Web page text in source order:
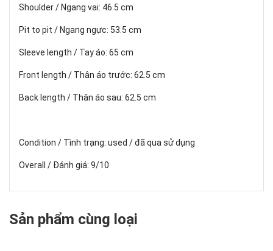
Shoulder / Ngang vai: 46.5 cm
Pit to pit / Ngang ngực: 53.5 cm
Sleeve length / Tay áo: 65 cm
Front length / Thân áo trước: 62.5 cm
Back length / Thân áo sau: 62.5 cm
Condition / Tình trạng: used / đã qua sử dụng
Overall / Đánh giá: 9/10
Sản phẩm cùng loại